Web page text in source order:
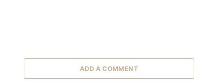
ADD A COMMENT